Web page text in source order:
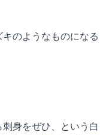
のようなものになる
身をぜひ、という白